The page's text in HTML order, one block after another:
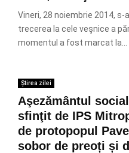
Vineri, 28 noiembrie 2014, s-
trecerea la cele veşnice a
momentul a fost marcat la...
Știrea zilei
Aşezământul
sfinţit de IPS
de protopopul
sobor de preoți și